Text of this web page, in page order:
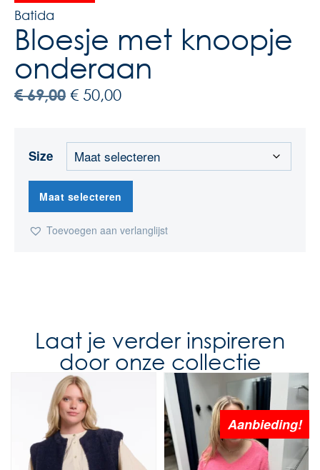
Batida
Bloesje met knoopje
onderaan
€69,00 € 50,00
Size
Maat selecteren
Toevoegen aan verlanglijst
Laat je verder inspireren
door onze collectie
Aanbieding!